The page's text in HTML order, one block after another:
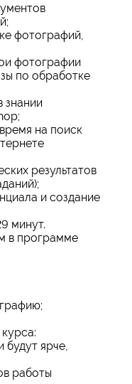
фотографий,
фотографии
по обработке
знании
на поиск
результатов
и создание
минут.
в программе
ярче,
работы